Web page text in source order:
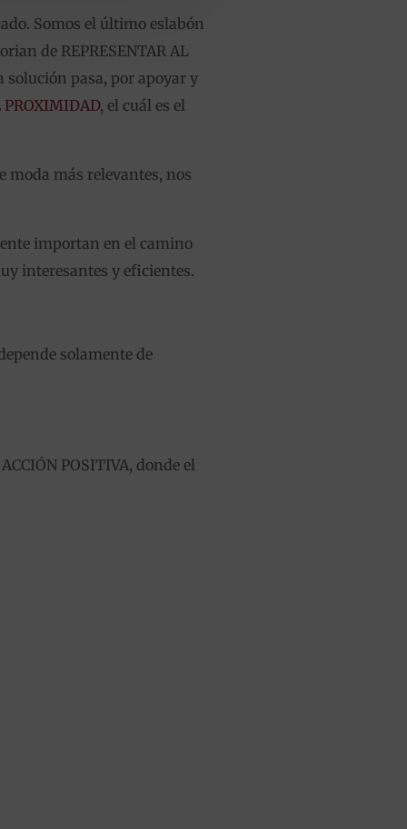
Somos el último eslabón
de REPRESENTAR AL
solución pasa, por apoyar y
PROXIMIDAD, el cuál es el
moda más relevantes, nos
importan en el camino
interesantes y eficientes.
solamente de
POSITIVA, donde el